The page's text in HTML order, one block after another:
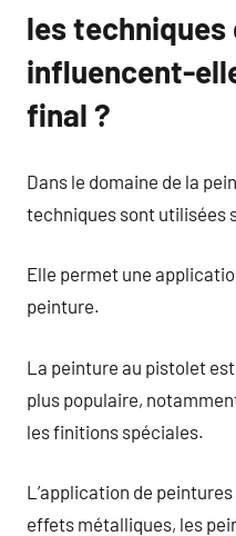
les
influencent-
final ?
Dans le domaine de la
techniques sont utilisées
Elle permet une
peinture.
La peinture au pistolet
plus populaire,
les finitions spéciales.
L’application de
effets métalliques, les